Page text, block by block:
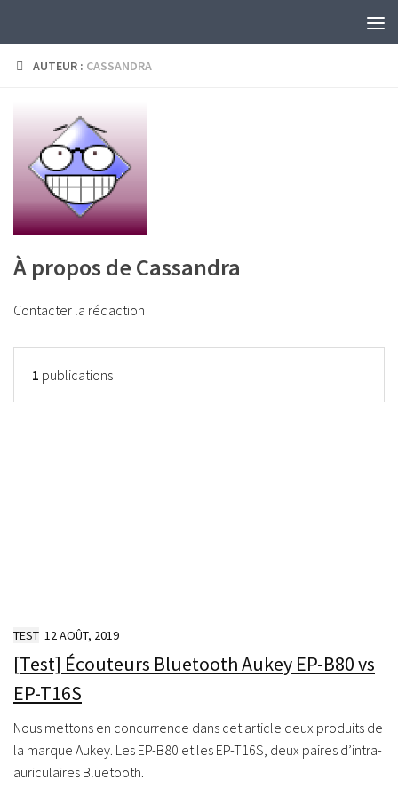
AUTEUR : CASSANDRA
À propos de Cassandra
Contacter la rédaction
1 publications
TEST 12 AOÛT, 2019
[Test] Écouteurs Bluetooth Aukey EP-B80 vs
EP-T16S
Nous mettons en concurrence dans cet article deux produits de
la marque Aukey. Les EP-B80 et les EP-T16S, deux paires d’intra-
auriculaires Bluetooth.